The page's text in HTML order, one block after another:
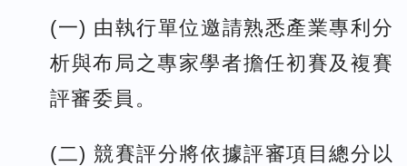
(一) 由執行單位邀請熟悉產業專利分
析與布局之專家學者擔任初賽及複賽
評審委員。
(二) 競賽評分將依據評審項目總分以